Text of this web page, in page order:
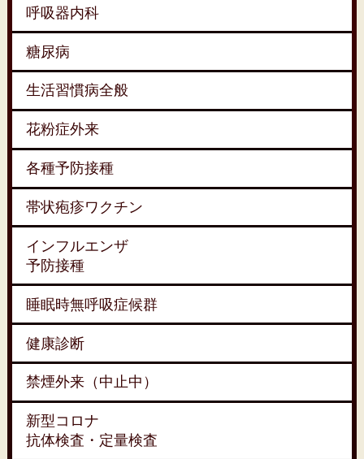
呼吸器内科
糖尿病
生活習慣病全般
花粉症外来
各種予防接種
帯状疱疹ワクチン
インフルエンザ
予防接種
睡眠時無呼吸症候群
健康診断
禁煙外来（中止中）
新型コロナ
抗体検査・定量検査